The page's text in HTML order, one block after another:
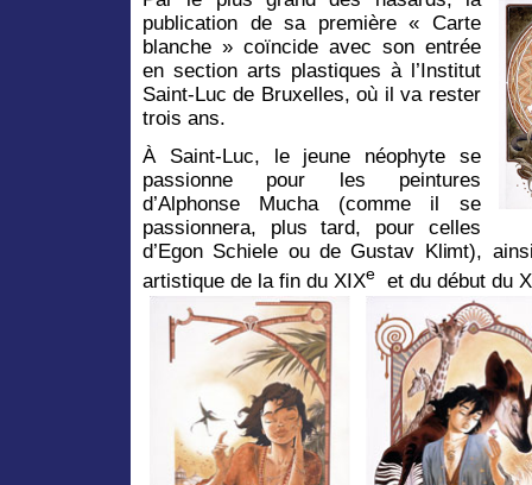
publication de sa première « Carte
blanche » coïncide avec son entrée
en section arts plastiques à l’Institut
Saint-Luc de Bruxelles, où il va rester
trois ans.
À Saint-Luc, le jeune néophyte se
passionne pour les peintures
d’Alphonse Mucha (comme il se
passionnera, plus tard, pour celles
d’Egon Schiele ou de Gustav Klimt),
artistique de la fin du XIXe et du début du